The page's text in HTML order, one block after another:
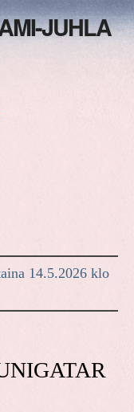
JUHLA
14.5.2026 klo